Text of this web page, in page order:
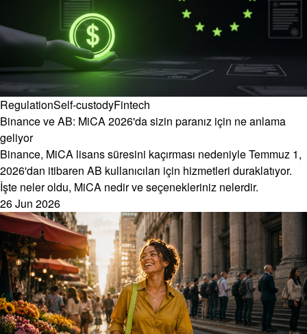
RegulationSelf-custodyFintech
Binance ve AB: MiCA 2026'da sizin paranız için ne anlama
geliyor
Binance, MiCA lisans süresini kaçırması nedeniyle Temmuz 1,
2026'dan itibaren AB kullanıcıları için hizmetleri duraklatıyor.
İşte neler oldu, MiCA nedir ve seçenekleriniz nelerdir.
26 Jun 2026